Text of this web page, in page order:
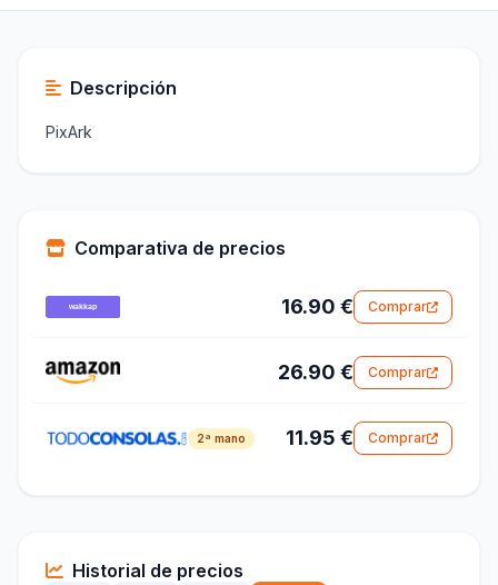
Descripción
PixArk
Comparativa de precios
16.90 € Comprar
26.90 € Comprar
2ª mano 11.95 € Comprar
Historial de precios